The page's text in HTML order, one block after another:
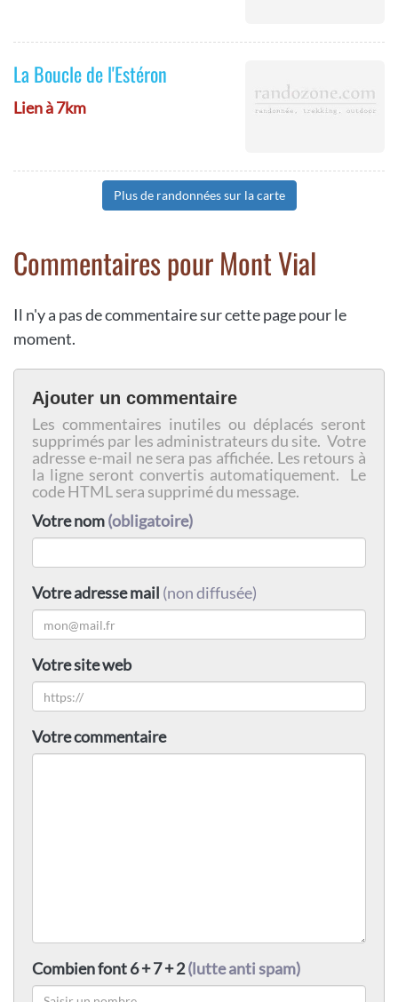
La Boucle de l'Estéron
Lien à 7km
Plus de randonnées sur la carte
Commentaires pour Mont Vial
Il n'y a pas de commentaire sur cette page pour le
moment.
Ajouter un commentaire
Les commentaires inutiles ou déplacés seront
supprimés par les administrateurs du site. Votre
adresse e-mail ne sera pas affichée. Les retours à
la ligne seront convertis automatiquement. Le
code HTML sera supprimé du message.
Votre nom(obligatoire)
Votre adresse mail (non diffusée)
Votre site web
Votre commentaire
Combien font 6 + 7 + 2(lutte anti spam)